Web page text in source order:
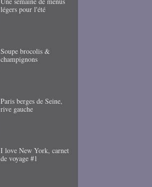
légers pour l'été
Soupe brocolis &
champignons
Paris berges de Seine,
rive gauche
I love New York, carnet
de voyage #1